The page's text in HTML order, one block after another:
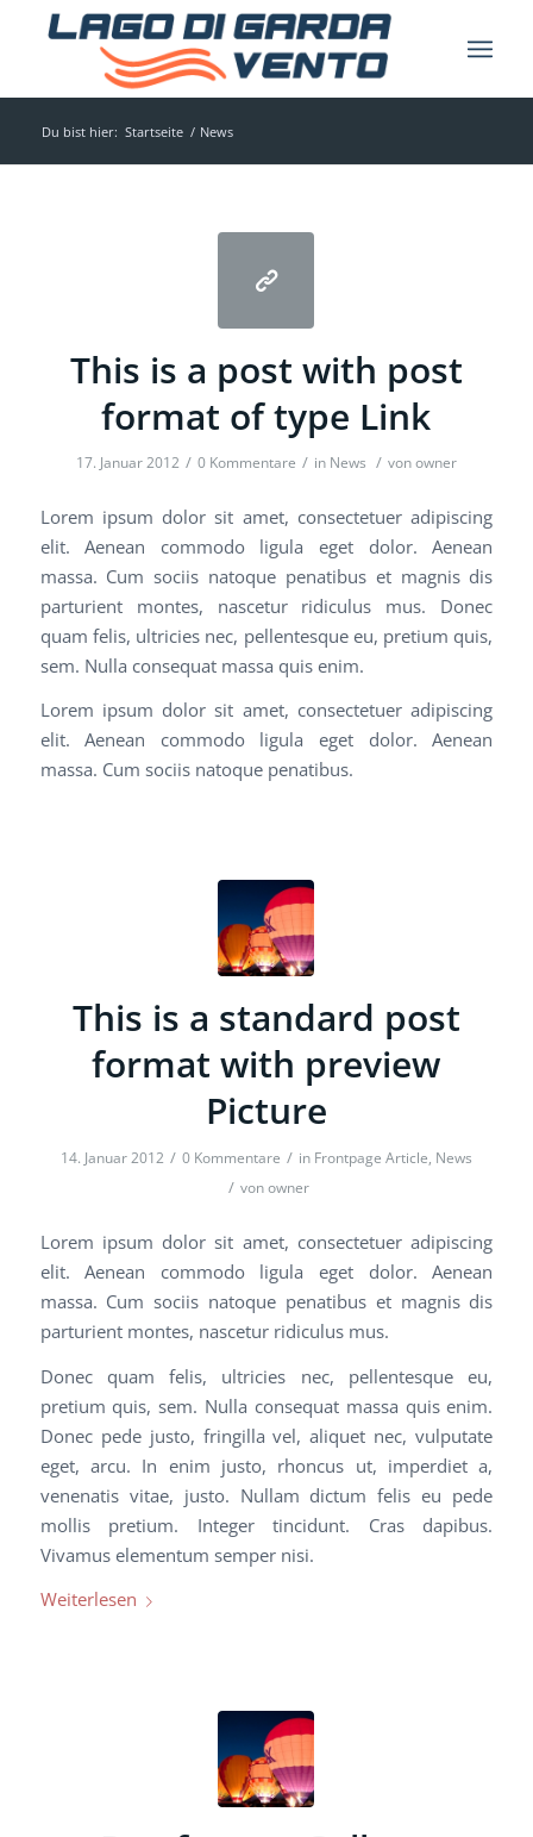
Du bist hier: Startseite / News
This is a post with post
format of type Link
17. Januar 2012 / 0 Kommentare / in News / vonowner
Lorem ipsum dolor sit amet, consectetuer adipiscing
elit. Aenean commodo ligula eget dolor. Aenean
massa. Cum sociis natoque penatibus et magnis dis
parturient montes, nascetur ridiculus mus. Donec
quam felis, ultricies nec, pellentesque eu, pretium quis,
sem. Nulla consequat massa quis enim.
Lorem ipsum dolor sit amet, consectetuer adipiscing
elit. Aenean commodo ligula eget dolor. Aenean
massa. Cum sociis natoque penatibus.
This is a standard post
format with preview
Picture
14. Januar 2012 / 0 Kommentare / in Frontpage Article, News
/ vonowner
Lorem ipsum dolor sit amet, consectetuer adipiscing
elit. Aenean commodo ligula eget dolor. Aenean
massa. Cum sociis natoque penatibus et magnis dis
parturient montes, nascetur ridiculus mus.
Donec quam felis, ultricies nec, pellentesque eu,
pretium quis, sem. Nulla consequat massa quis enim.
Donec pede justo, fringilla vel, aliquet nec, vulputate
eget, arcu. In enim justo, rhoncus ut, imperdiet a,
venenatis vitae, justo. Nullam dictum felis eu pede
mollis pretium. Integer tincidunt. Cras dapibus.
Vivamus elementum semper nisi.
Weiterlesen